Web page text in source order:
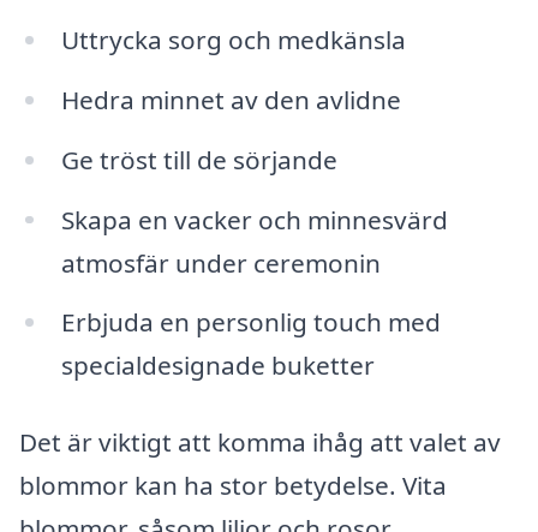
Uttrycka sorg och medkänsla
Hedra minnet av den avlidne
Ge tröst till de sörjande
Skapa en vacker och minnesvärd
atmosfär under ceremonin
Erbjuda en personlig touch med
specialdesignade buketter
Det är viktigt att komma ihåg att valet av
blommor kan ha stor betydelse. Vita